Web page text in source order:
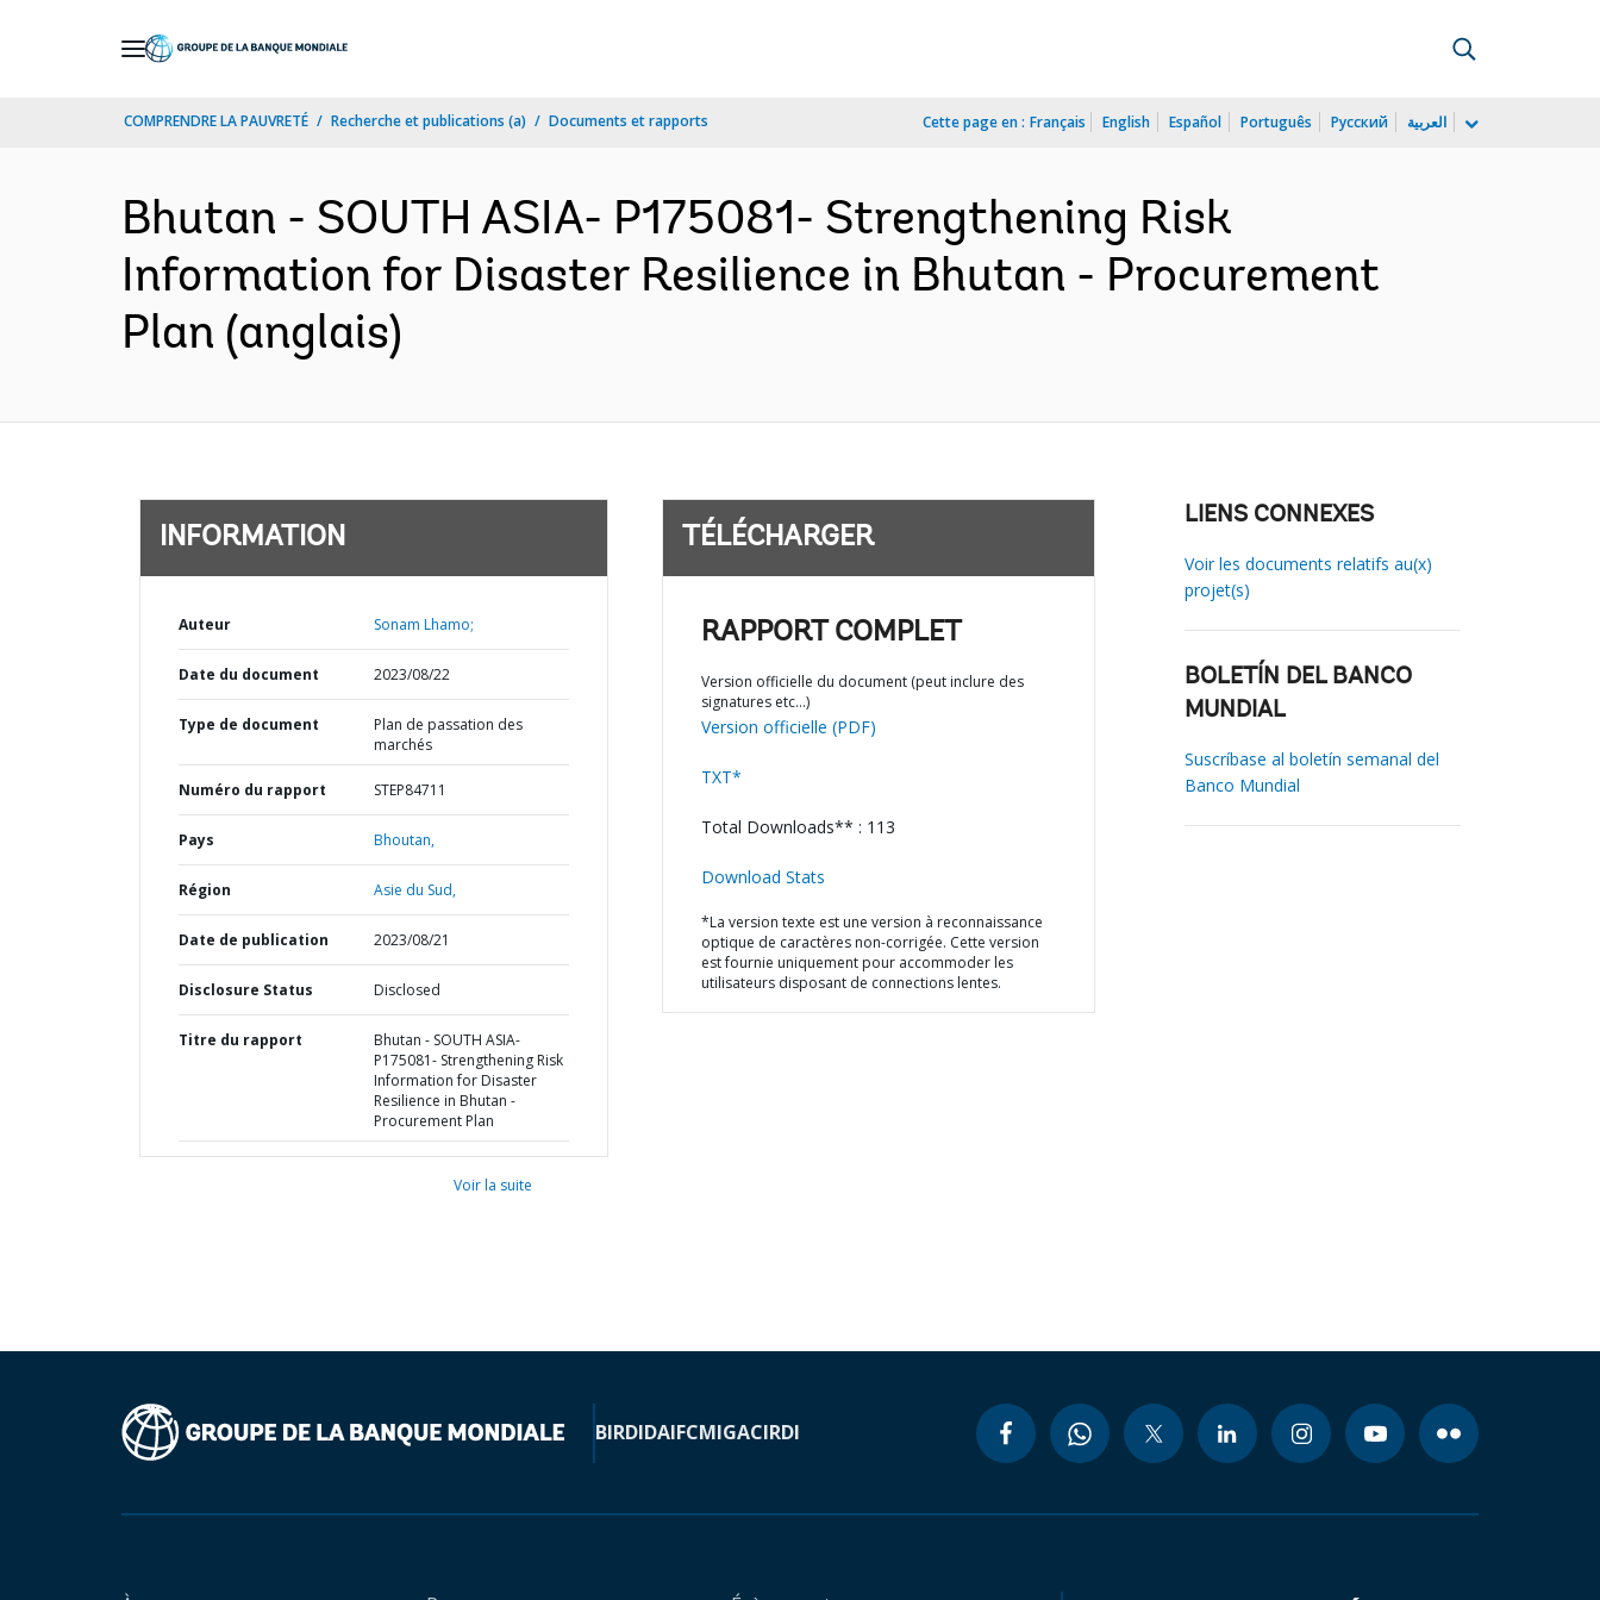
COMPRENDRE LA PAUVRETÉ Recherche et publications (a) Documents et rapports Cette page en : Français English Español Português Русский العربية
Bhutan - SOUTH ASIA- P175081- Strengthening Risk
Information for Disaster Resilience in Bhutan - Procurement
Plan (anglais)
INFORMATION
Auteur Sonam Lhamo;
Date du document 2023/08/22
Type de document
Plan de passation des
marchés
Numéro du rapport STEP84711
Pays Bhoutan,
Région Asie du Sud,
Date de publication 2023/08/21
Disclosure Status Disclosed
Titre du rapport
Bhutan - SOUTH ASIA-
P175081- Strengthening Risk
Information for Disaster
Resilience in Bhutan -
Procurement Plan
Voir la suite
TÉLÉCHARGER
RAPPORT COMPLET
Version officielle du document (peut inclure des
signatures etc…)
Version officielle (PDF)
TXT*
Total Downloads** : 113
Download Stats
*La version texte est une version à reconnaissance
optique de caractères non-corrigée. Cette version
est fournie uniquement pour accommoder les
utilisateurs disposant de connections lentes.
LIENS CONNEXES
Voir les documents relatifs au(x)
projet(s)
BOLETÍN DEL BANCO
MUNDIAL
Suscríbase al boletín semanal del
Banco Mundial
BIRDIDAIFCMIGACIRDI